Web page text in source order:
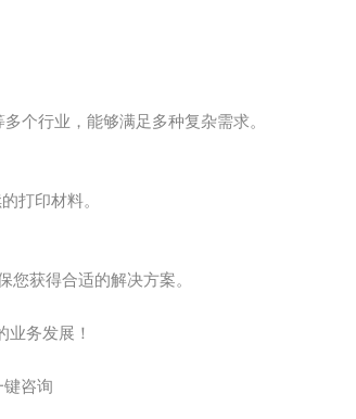
个行业，能够满足多种复杂需求。
打印材料。
获得合适的解决方案。
业务发展！
咨询